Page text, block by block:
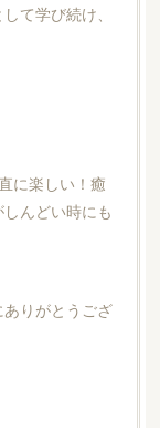
て学び続け、
に楽しい！癒
んどい時にも
りがとうござ